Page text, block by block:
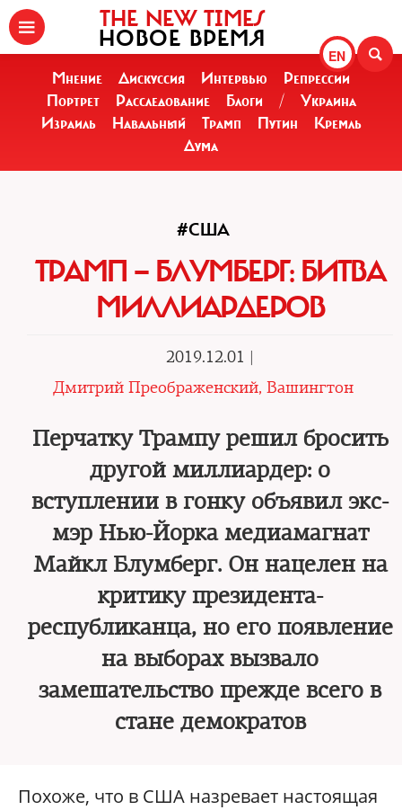
EN
THE NEW TIMES
НОВОЕ ВРЕМЯ
Мнение Дискуссия Интервью
Репрессии
Портрет
Расследование Блоги /
Украина
Израиль
Навальный Трамп Путин
Кремль
Дума
#США
ТРАМП — БЛУМБЕРГ: БИТВА
МИЛЛИАРДЕРОВ
2019.12.01 |
Дмитрий Преображенский, Вашингтон
Перчатку Трампу решил бросить
другой миллиардер: о
вступлении в гонку объявил экс-
мэр Нью-Йорка медиамагнат
Майкл Блумберг. Он нацелен на
критику президента-
республиканца, но его появление
на выборах вызвало
замешательство прежде всего в
стане демократов
Похоже, что в США назревает настоящая